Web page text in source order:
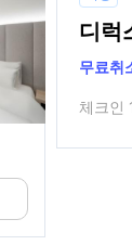
디럭
무료취
체크인